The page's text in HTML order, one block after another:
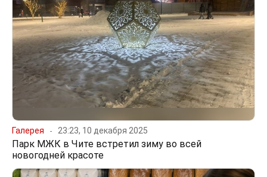
Галерея 23:23, 10 декабря 2025
Парк МЖК в Чите встретил зиму во всей
новогодней красоте